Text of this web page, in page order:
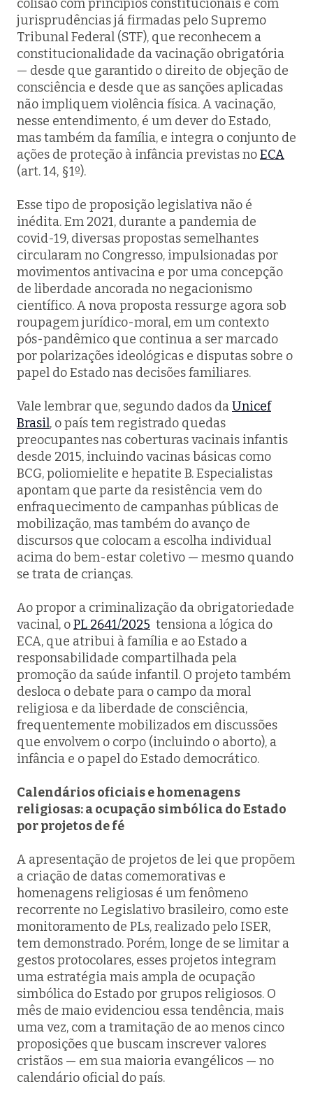
colisão com princípios constitucionais e com
jurisprudências já firmadas pelo Supremo
Tribunal Federal (STF), que reconhecem a
constitucionalidade da vacinação obrigatória
— desde que garantido o direito de objeção de
consciência e desde que as sanções aplicadas
não impliquem violência física. A vacinação,
nesse entendimento, é um dever do Estado,
mas também da família, e integra o conjunto de
ações de proteção à infância previstas noECA
(art. 14, §1º).
Esse tipo de proposição legislativa não é
inédita. Em 2021, durante a pandemia de
covid-19, diversas propostas semelhantes
circularam no Congresso, impulsionadas por
movimentos antivacina e por uma concepção
de liberdade ancorada no negacionismo
científico. A nova proposta ressurge agora sob
roupagem jurídico-moral, em um contexto
pós-pandêmico que continua a ser marcado
por polarizações ideológicas e disputas sobre o
papel do Estado nas decisões familiares.
Vale lembrar que, segundo dados daUnicef
Brasil, o país tem registrado quedas
preocupantes nas coberturas vacinais infantis
desde 2015, incluindo vacinas básicas como
BCG, poliomielite e hepatite B. Especialistas
apontam que parte da resistência vem do
enfraquecimento de campanhas públicas de
mobilização, mas também do avanço de
discursos que colocam a escolha individual
acima do bem-estar coletivo — mesmo quando
se trata de crianças.
Ao propor a criminalização da obrigatoriedade
vacinal, oPL 2641/2025 tensiona a lógica do
ECA, que atribui à família e ao Estado a
responsabilidade compartilhada pela
promoção da saúde infantil. O projeto também
desloca o debate para o campo da moral
religiosa e da liberdade de consciência,
frequentemente mobilizados em discussões
que envolvem o corpo (incluindo o aborto), a
infância e o papel do Estado democrático.
Calendários oficiais e homenagens
religiosas: a ocupação simbólica do Estado
por projetos de fé
A apresentação de projetos de lei que propõem
a criação de datas comemorativas e
homenagens religiosas é um fenômeno
recorrente no Legislativo brasileiro, como este
monitoramento de PLs, realizado pelo ISER,
tem demonstrado. Porém, longe de se limitar a
gestos protocolares, esses projetos integram
uma estratégia mais ampla de ocupação
simbólica do Estado por grupos religiosos. O
mês de maio evidenciou essa tendência, mais
uma vez, com a tramitação de ao menos cinco
proposições que buscam inscrever valores
cristãos — em sua maioria evangélicos — no
calendário oficial do país.